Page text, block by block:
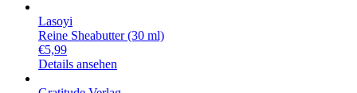
Lasoyi
Reine Sheabutter (30 ml)
€5,99
Details ansehen